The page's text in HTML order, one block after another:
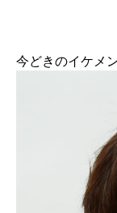
今どきのイケメ